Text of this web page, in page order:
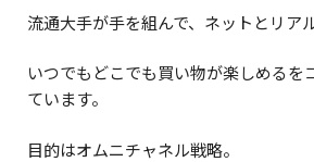
流通大手が手を組んで、ネットとリア
いつでもどこでも買い物が楽しめるを
ています。
目的はオムニチャネル戦略。